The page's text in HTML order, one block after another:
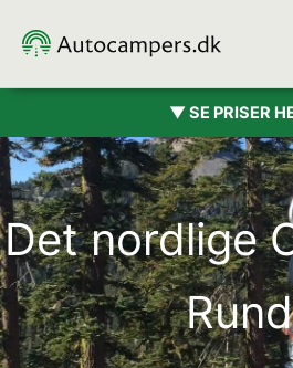
▼ SE PRISER
Det nordlige